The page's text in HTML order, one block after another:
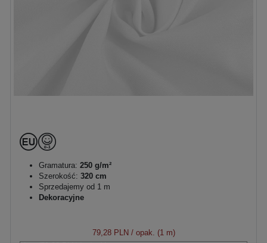
Gramatura: 250 g/m²
Szerokość: 320 cm
Sprzedajemy od 1 m
Dekoracyjne
79,28 PLN/ opak. (1 m)